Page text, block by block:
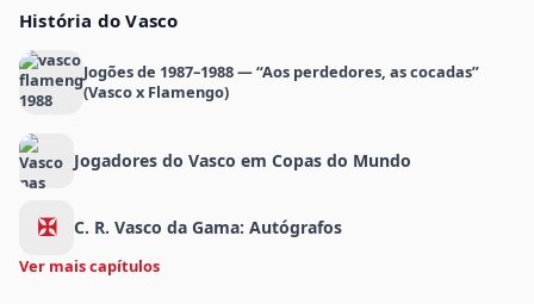
História do Vasco
Jogões de 1987–1988 — “Aos perdedores, as cocadas”
(Vasco x Flamengo)
Jogadores do Vasco em Copas do Mundo
✠ C. R. Vasco da Gama: Autógrafos
Ver mais capítulos